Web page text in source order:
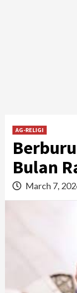
AG-RELIGI
Bulan
March 7,